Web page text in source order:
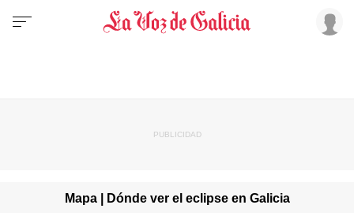
Mapa | Dónde ver el eclipse en Galicia